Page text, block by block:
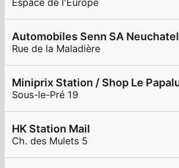
Espace de l'Europe
Automobiles Senn SA Neuchatel
Rue de la Maladière
Sous-le-Pré 19
HK Station Mail
Ch. des Mulets 5